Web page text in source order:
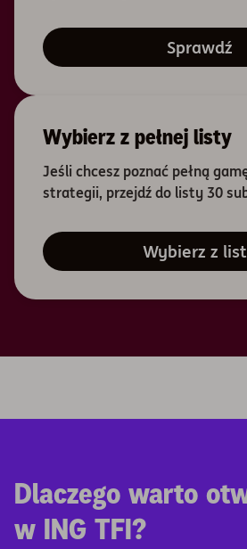
Sprawdź
Wybierz z pełnej listy
Jeśli chcesz poznać pełną
strategii, przejdź do listy 30
Wybierz z
Dlaczego warto
w ING TFI?